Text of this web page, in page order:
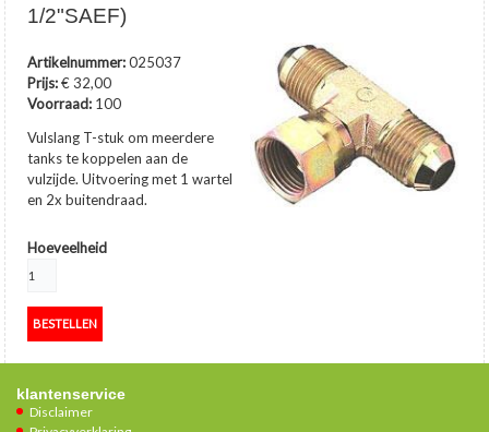
1/2"SAEF)
Artikelnummer:025037
Prijs: € 32,00
Voorraad: 100
Vulslang T-stuk om meerdere
tanks te koppelen aan de
vulzijde. Uitvoering met 1 wartel
en 2x buitendraad.
Hoeveelheid
klantenservice
Disclaimer